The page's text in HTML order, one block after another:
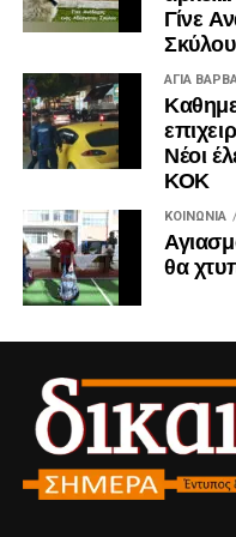
– καθώς και 31 έργα
Η επιλογή αυτή
Περιφερειακής Αρχής να
των πόρων σε
ζωής και στην
Γίνε
Σκύλου
ΑΓΙΑ
Νέοι
ΚΟΚ
ΚΟΙΝΩΝΊΑ
θα